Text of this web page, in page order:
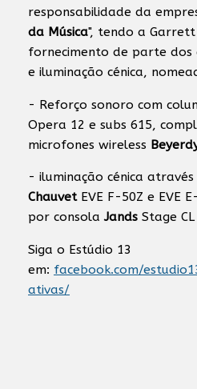
responsabilidade da
da Música", tendo a
fornecimento de parte dos
e iluminação cénica,
- Reforço sonoro com
Opera 12 e subs 615,
microfones wireless
- iluminação cénica
ChauvetEVE F-50Z e EVE
por consolaJands Stage CL
Siga o Estúdio 13
em: facebook.com/
ativas/